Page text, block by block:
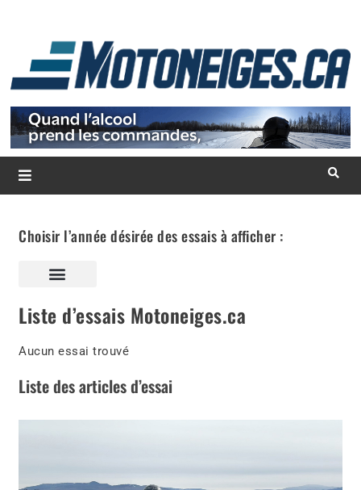
Essais Lynx Motoneiges
Lynx Shredder RE 3700 2027 avec moteur 850 E-TEC Turbo R :
c’est tout que tu as?